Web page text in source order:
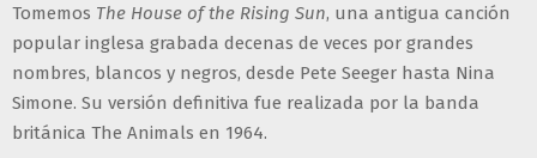
Tomemos The House of the Rising Sun, una antigua canción
popular inglesa grabada decenas de veces por grandes
nombres, blancos y negros, desde Pete Seeger hasta Nina
Simone. Su versión definitiva fue realizada por la banda
británica The Animals en 1964.